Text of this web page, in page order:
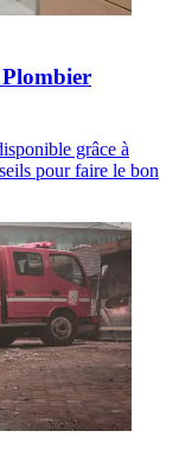
grâce à
pour faire le bon